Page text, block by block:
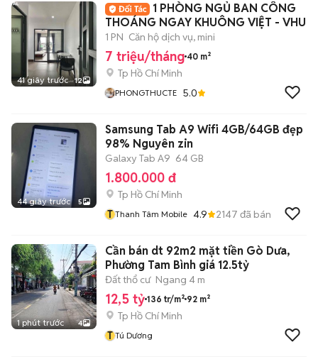
41 giây trước 12
1 PHÒNG NGỦ BAN CÔNG
THOÁNG NGAY KHUÔNG VIỆT - VHU
1 PN Căn hộ dịch vụ, mini
7 triệu/tháng 40 m²
Tp Hồ Chí Minh
PHONGTHUCTE 5.0
44 giây trước 5
Samsung Tab A9 Wifi 4GB/64GB đẹp
98% Nguyên zin
Galaxy Tab A9 64 GB
1.800.000 đ
Tp Hồ Chí Minh
T Thanh Tâm Mobile 4.9 2147 đã bán
1 phút trước 4
Cần bán dt 92m2 mặt tiền Gò Dưa,
Phường Tam Bình giá 12.5tỷ
Đất thổ cư Ngang 4 m
12,5 tỷ 136 tr/m² 92 m²
Tp Hồ Chí Minh
T Tú Dương